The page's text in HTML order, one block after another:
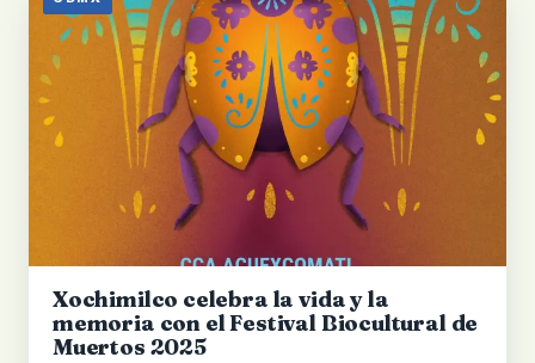
Xochimilco celebra la vida y la
memoria con el Festival Biocultural de
Muertos 2025